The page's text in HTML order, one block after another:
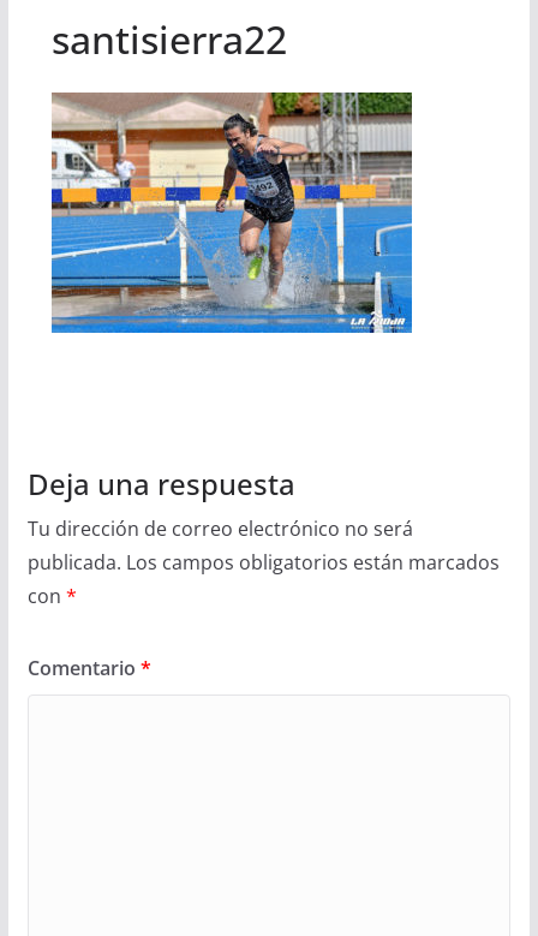
santisierra22
Deja una respuesta
Tu dirección de correo electrónico no será
publicada. Los campos obligatorios están marcados
con *
Comentario *